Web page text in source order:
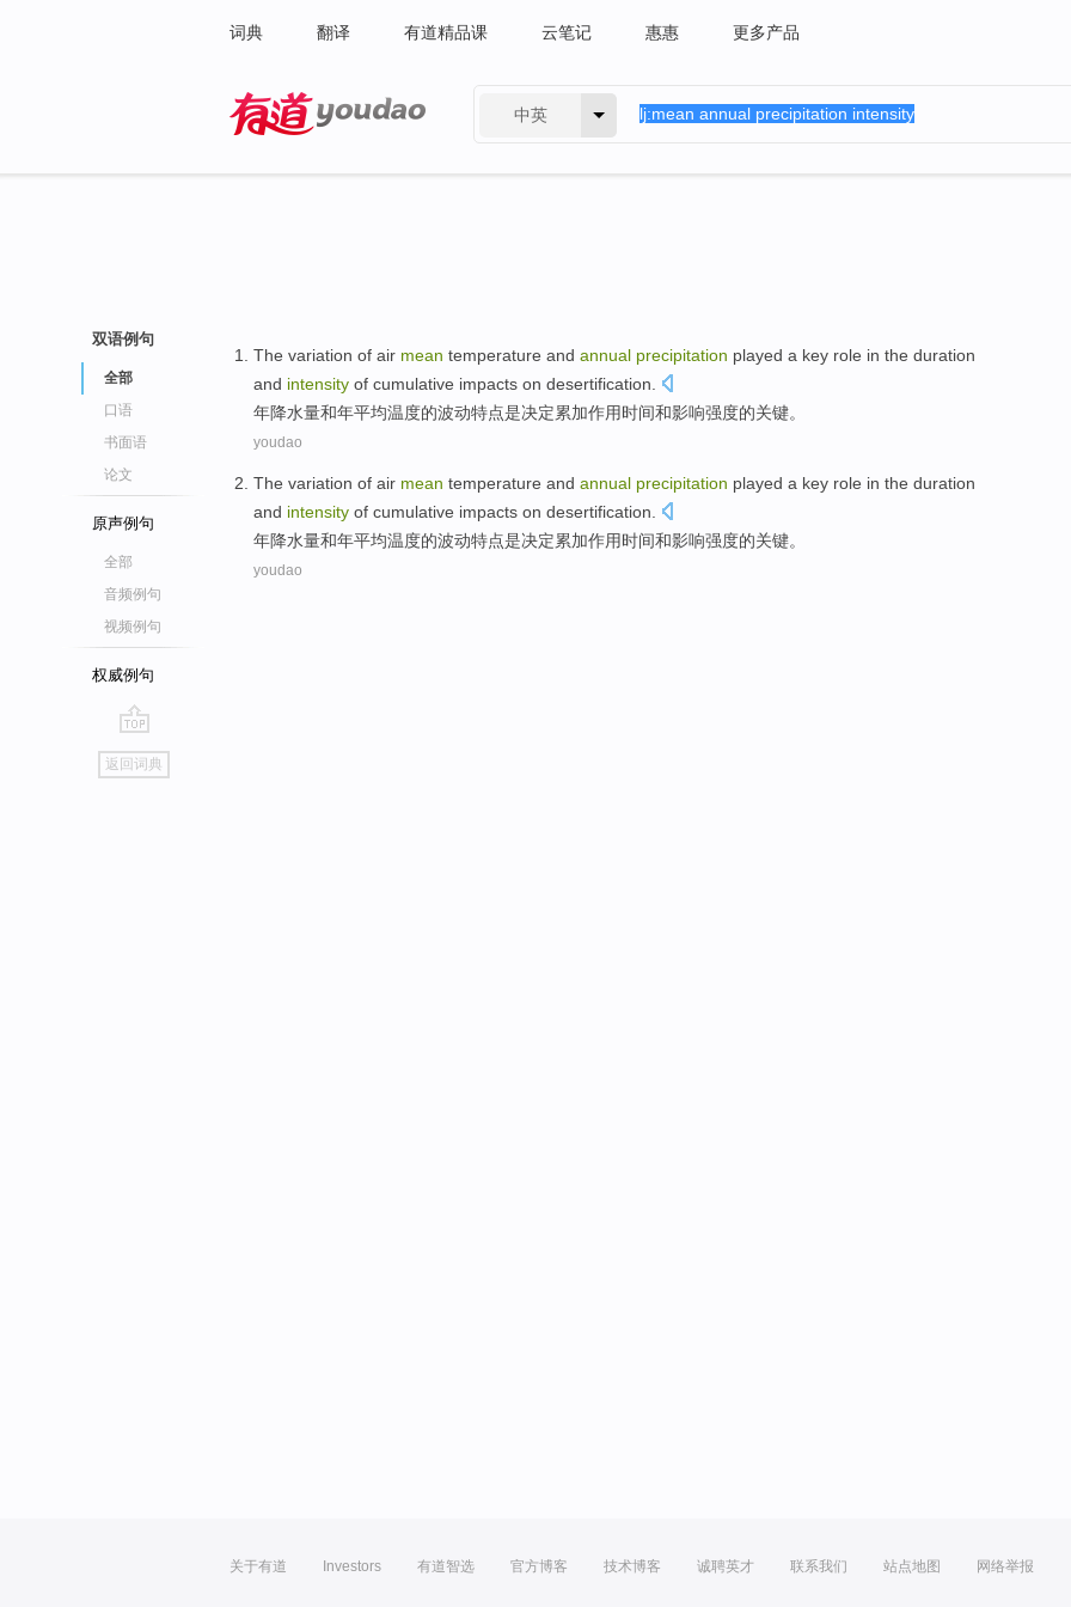
词典 翻译 有道精品课 云笔记 惠惠 更多产品
中英
双语例句
全部
口语
书面语
论文
原声例句
全部
音频例句
视频例句
权威例句
go
top
返回词典
The variation of air mean temperature and annual precipitation played a key role in the duration
and intensity of cumulative impacts on desertification
年降水量和年平均温度的波动特点是决定累加作用时间和影响强度的关键。
youdao
The variation of air mean temperature and annual precipitation played a key role in the duration
and intensity of cumulative impacts on desertification
年降水量和年平均温度的波动特点是决定累加作用时间和影响强度的关键。
youdao
关于有道 Investors 有道智选 官方博客 技术博客 诚聘英才 联系我们 站点地图 网络举报